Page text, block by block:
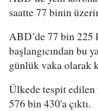
saatte 77 binin
ABD’de 77 bin 225
başlangıcından bu
günlük vaka olarak
Ülkede tespit edilen
576 bin 430'a çıktı.